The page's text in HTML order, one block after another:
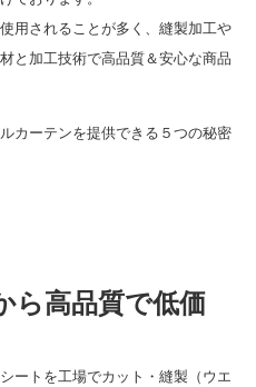
用されることが多く、縫製加工や
と加工技術で高品質＆安心な商品
カーテンを提供できる５つの秘密
ら高品質で低価
ートを工場でカット・縫製（ウエ